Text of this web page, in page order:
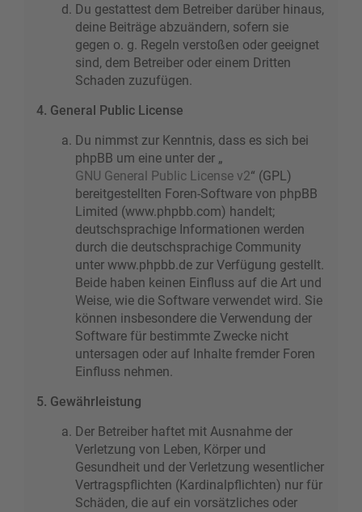
Du gestattest dem Betreiber darüber hinaus,
deine Beiträge abzuändern, sofern sie
gegen o. g. Regeln verstoßen oder geeignet
sind, dem Betreiber oder einem Dritten
Schaden zuzufügen.
4. General Public License
Du nimmst zur Kenntnis, dass es sich bei
phpBB um eine unter der „
GNU General Public License v2“ (GPL)
bereitgestellten Foren-Software von phpBB
Limited (www.phpbb.com) handelt;
deutschsprachige Informationen werden
durch die deutschsprachige Community
unter www.phpbb.de zur Verfügung gestellt.
Beide haben keinen Einfluss auf die Art und
Weise, wie die Software verwendet wird. Sie
können insbesondere die Verwendung der
Software für bestimmte Zwecke nicht
untersagen oder auf Inhalte fremder Foren
Einfluss nehmen.
5. Gewährleistung
Der Betreiber haftet mit Ausnahme der
Verletzung von Leben, Körper und
Gesundheit und der Verletzung wesentlicher
Vertragspflichten (Kardinalpflichten) nur für
Schäden, die auf ein vorsätzliches oder